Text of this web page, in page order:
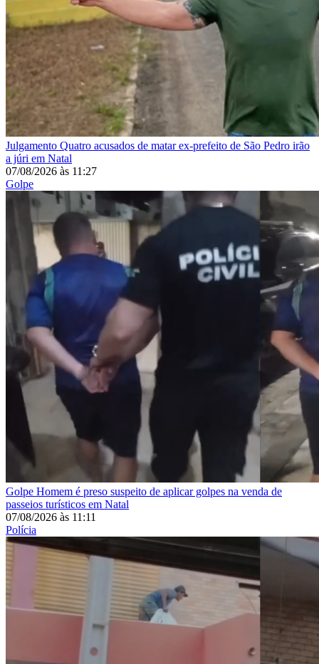
Julgamento Quatro acusados de matar ex-prefeito de São Pedro irão
a júri em Natal
07/08/2026 às 11:27
Golpe
Golpe Homem é preso suspeito de aplicar golpes na venda de
passeios turísticos em Natal
07/08/2026 às 11:11
Polícia